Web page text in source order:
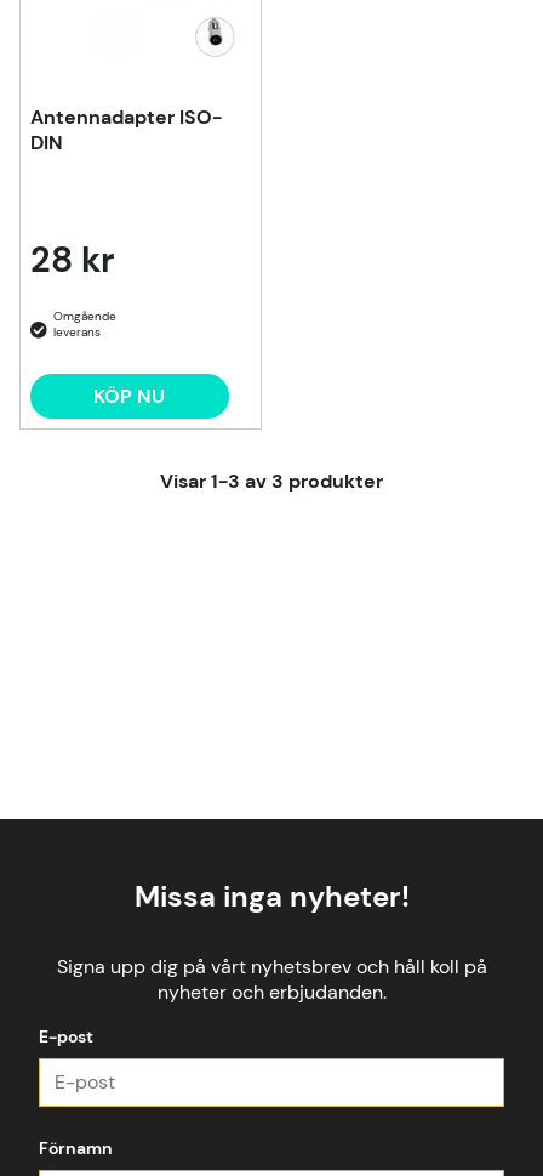
Antennadapter ISO-
DIN
28 kr
KÖP NU
Visar1-3 av3 produkter
Missa inga nyheter!
Signa upp dig på vårt nyhetsbrev och håll koll på
nyheter och erbjudanden.
E-post
Förnamn